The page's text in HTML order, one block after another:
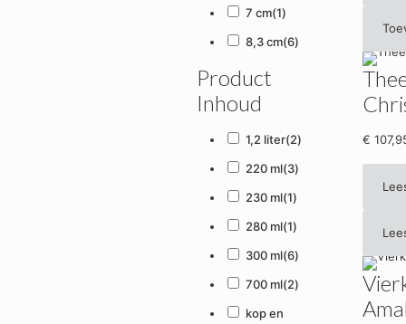
7 cm(1)
8,3 cm(6)
Product
Inhoud
1,2 liter(2)
220 ml(3)
230 ml(1)
280 ml(1)
300 ml(6)
700 ml(2)
kop en
€